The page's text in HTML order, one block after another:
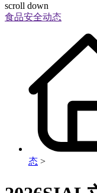
scroll down
食品安全动态
态 >